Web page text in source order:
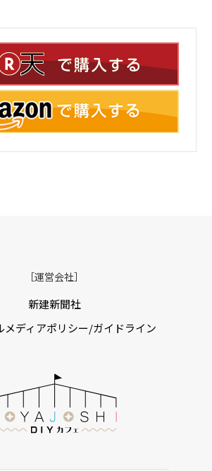
［運営会社］
新建新聞社
メディアポリシー/ガイドライン